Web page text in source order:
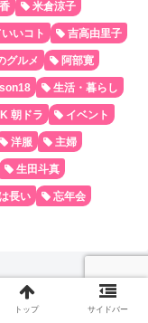
米倉涼子
いコト 吉高由里子
グルメ 阿部寛
生活・暮らし
朝ドラ イベント
洋服 主婦
生田斗真
長い 忘年会
トップ サイドバー